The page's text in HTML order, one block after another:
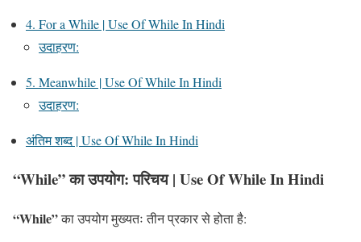
4. For a While | Use Of While In Hindi
उदाहरण:
5. Meanwhile | Use Of While In Hindi
उदाहरण:
अंतिम शब्द | Use Of While In Hindi
“While” का उपयोग: परिचय| Use Of While In Hindi
“While”का उपयोग मुख्यतः तीन प्रकार से होता है: